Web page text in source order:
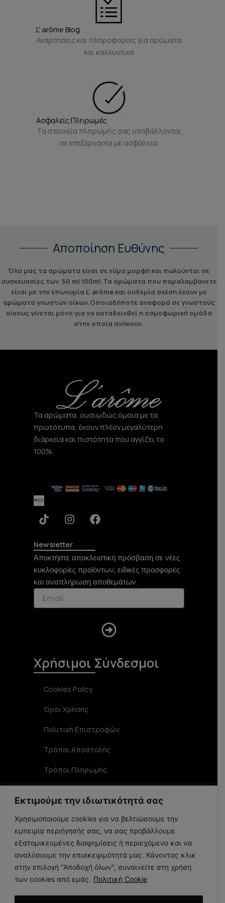
Εκτιμούμε την ιδιωτικότητά σας
Χρησιμοποιούμε cookies για να βελτιώσουμε την
εμπειρία περιήγησής σας, να σας προβάλλουμε
εξατομικευμένες διαφημίσεις ή περιεχόμενο και να
αναλύσουμε την επισκεψιμότητά μας. Κάνοντας κλικ
στην επιλογή "Αποδοχή όλων", συναινείτε στη χρήση
των cookies από εμάς. Πολιτική Cookie
L' arôme Blog
Αναρτήσεις και πληροφορίες για αρώματα
και καλλυντικά
Ασφαλείς Πληρωμές
Τα στοιχεία πληρωμής σας υποβάλλονται
σε επεξεργασία με ασφάλεια.
Αποποίηση Ευθύνης
Όλα μας τα αρώματα είναι σε χύμα μορφή και πωλούνται σε
συσκευασίες των 50 ml 100ml.Τα αρώματα που παραλαμβάνετε
είναι με την επωνυμία L’ arôme και ουδεμία σχέση έχουν με
αρώματα γνωστών οίκων.Οποιαδήποτε αναφορά σε γνωστoύς
οίκους γίνεται μόνο για να καταδειχθεί η οσμοφωρική ομάδα
στην οποία ανήκουν.
Τα αρώματα, ουσιωδώς όμοια με τα
πρωτότυπα, έχουν πλέον μεγαλύτερη
διάρκεια και πιστότητα που αγγίζει το
100%.
T
i
t
o
k
I
n
t
a
g
r
a
F
a
b
o
o
k
Newsletter
Αποκτήστε αποκλειστική πρόσβαση σε νέες
κυκλοφορίες προϊόντων, ειδικές προσφορές
και αναπλήρωση αποθεμάτων.
Submit
Χρήσιμοι Σύνδεσμοι
Cookies Policy
Όροι Χρήσης
Πολιτική Επιστροφών
Τρόποι Αποστολής
Τρόποι Πληρωμής
Στοιχεία Επικοινωνίας
Αριστοφάνους 19 TK 15234, Χαλάνδρι
210 6848356